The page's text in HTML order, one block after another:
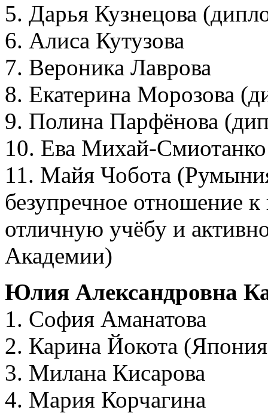
5. Дарья Кузнецова
6. Алиса Кутузова
7. Вероника Лаврова
8. Екатерина Морозова
9. Полина Парфёнова
10. Ева Михай-Смиотанко
11. Майя Чобота
безупречное отношение к
отличную учёбу и
Академии)
Юлия Александровна
1. София Аманатова
2. Карина Йокота
3. Милана Кисарова
4. Мария Корчагина